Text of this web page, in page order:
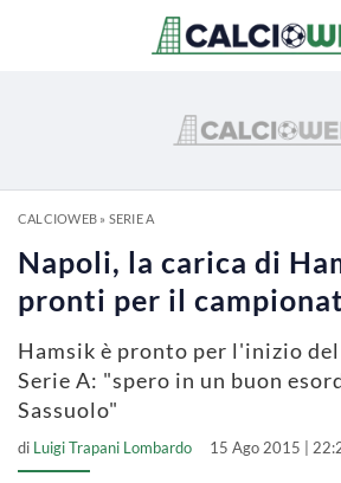
CALCIOWEB» SERIE A
Napoli, la carica di
pronti per il
Hamsik è pronto per l'inizio
Serie A: "spero in un buon
Sassuolo"
di Luigi Trapani Lombardo 15 Ago 2015 |